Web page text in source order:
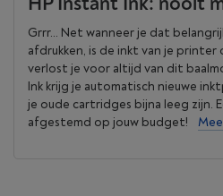
Grrr... Net wanneer je dat
afdrukken, is de inkt van je printer
verlost je voor altijd van dit
Ink krijg je automatisch nieuwe
je oude cartridges bijna leeg zijn.
afgestemd op jouw budget!